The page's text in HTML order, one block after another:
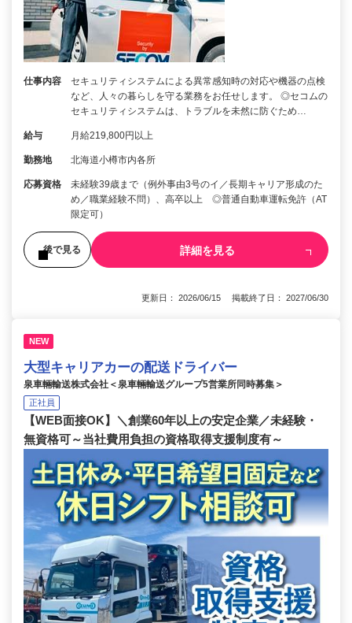
仕事内容
セキュリティシステムによる異常感知時の対応や機器の点検
など、人々の暮らしを守る業務をお任せします。 ◎セコムの
セキュリティシステムは、トラブルを未然に防ぐため…
給与 月給219,800円以上
勤務地 北海道小樽市内各所
応募資格
未経験39歳まで（例外事由3号のイ／長期キャリア形成のた
め／職業経験不問）、高卒以上 ◎普通自動車運転免許（AT
限定可）
後で見る 詳細を見る
更新日： 2026/06/15 掲載終了日： 2027/06/30
NEW
大型キャリアカーの配送ドライバー
泉車輛輸送株式会社＜泉車輛輸送グループ5営業所同時募集＞
正社員
【WEB面接OK】＼創業60年以上の安定企業／未経験・
無資格可～当社費用負担の資格取得支援制度有～